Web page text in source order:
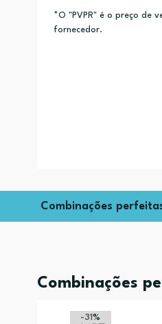
*O "PVPR" é o preço de
fornecedor.
Combinações
Combinações
-31%